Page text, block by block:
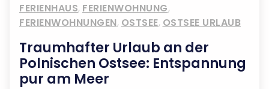
FERIENHAUS, FERIENWOHNUNG,
FERIENWOHNUNGEN, OSTSEE, OSTSEE URLAUB
Traumhafter Urlaub an der
Polnischen Ostsee: Entspannung
pur am Meer